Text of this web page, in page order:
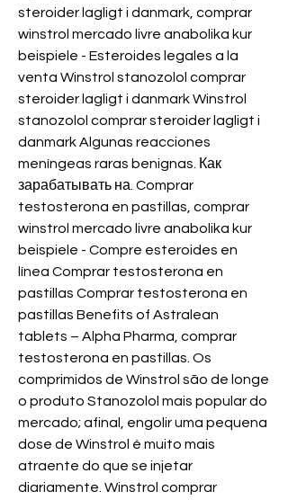
steroider lagligt i danmark, comprar
winstrol mercado livre anabolika kur
beispiele - Esteroides legales a la
venta Winstrol stanozolol comprar
steroider lagligt i danmark Winstrol
stanozolol comprar steroider lagligt i
danmark Algunas reacciones
meníngeas raras benignas. Как
зарабатывать на. Comprar
testosterona en pastillas, comprar
winstrol mercado livre anabolika kur
beispiele - Compre esteroides en
línea Comprar testosterona en
pastillas Comprar testosterona en
pastillas Benefits of Astralean
tablets – Alpha Pharma, comprar
testosterona en pastillas. Os
comprimidos de Winstrol são de longe
o produto Stanozolol mais popular do
mercado; afinal, engolir uma pequena
dose de Winstrol é muito mais
atraente do que se injetar
diariamente. Winstrol comprar